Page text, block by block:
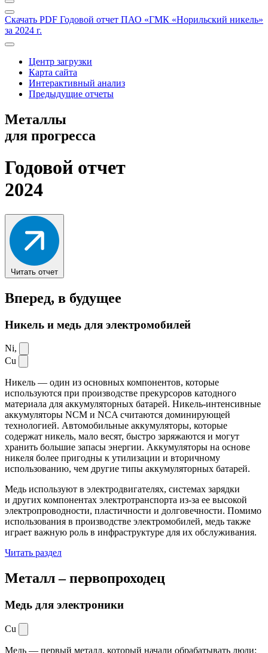
Скачать PDF Годовой отчет ПАО «ГМК «Норильский никель»
за 2024 г.
Центр загрузки
Карта сайта
Интерактивный анализ
Предыдущие отчеты
Металлы
для прогресса
Годовой отчет
2024
Читать отчет
Вперед, в будущее
Никель и медь для электромобилей
Ni,
Cu
Никель — один из основных компонентов, которые
используются при производстве прекурсоров катодного
материала для аккумуляторных батарей. Никель-интенсивные
аккумуляторы NCM и NCA считаются доминирующей
технологией. Автомобильные аккумуляторы, которые
содержат никель, мало весят, быстро заряжаются и могут
хранить большие запасы энергии. Аккумуляторы на основе
никеля более пригодны к утилизации и вторичному
использованию, чем другие типы аккумуляторных батарей.
Медь используют в электродвигателях, системах зарядки
и других компонентах электротранспорта из-за ее высокой
электропроводности, пластичности и долговечности. Помимо
использования в производстве электромобилей, медь также
играет важную роль в инфраструктуре для их обслуживания.
Читать раздел
Металл –первопроходец
Медь для электроники
Cu
Медь — первый металл, который начали обрабатывать люди: